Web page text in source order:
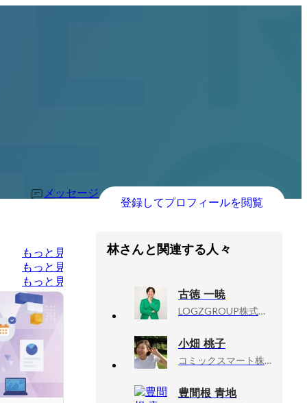
メッセージ
登録してプロフィールを閲覧
もっと見る
もっと見る
もっと見る
林さんと関連する人々
古徳 一暁
LOGZGROUP株式会社, 代表取締役CEO
小畑 桃子
コミックスマート株式会社, 人材開発部
豊間根 青地